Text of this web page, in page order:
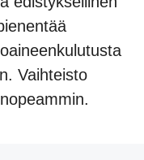
Vaihteisto